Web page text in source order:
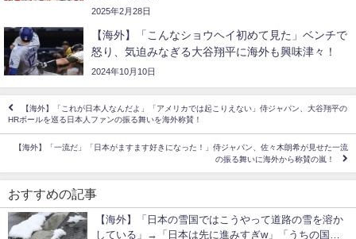
2025年2月28日
【海外】「こんなショウヘイ初めて見た」ベンチで
怒り、気迫みなぎる大谷翔平に海外も興味津々！
2024年10月10日
【海外】「これが日本人なんだよ」「アメリカでは起こりえない」侍ジャパン、大谷翔平の
HRボールを巡る日本人ファンの振る舞いを海外称賛！
【海外】「一流だ」「日本がますます好きになった！」侍ジャパン、佐々木朗希が見せた一流
の振る舞いに海外から称賛の嵐！
おすすめの記事
【海外】「日本の雪国ではこうやって道路の雪を溶か
している」→「日本は先に進みすぎw」「うちの国に